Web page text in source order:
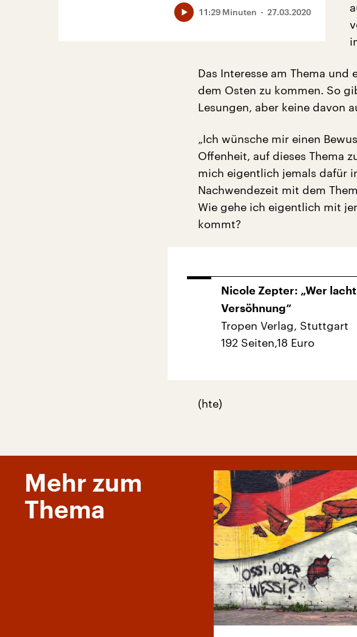
27.03.2020
11:29 Minuten
Das Interesse am Thema
dem Osten zu kommen. So
Lesungen, aber keine davon
„Ich wünsche mir einen
Offenheit, auf dieses Thema
mich eigentlich jemals dafür
Nachwendezeit mit dem
Wie gehe ich eigentlich mit
kommt?
Nicole Zepter: „Wer
Versöhnung“
Tropen Verlag, Stuttgart
192 Seiten,18 Euro
(hte)
Mehr zum
Thema